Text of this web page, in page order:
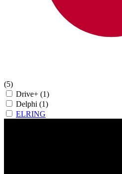
(5)
Drive+ (1)
Delphi (1)
ELRING